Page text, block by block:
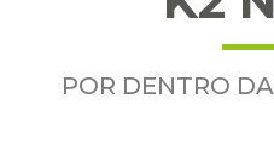
POR DENTRO